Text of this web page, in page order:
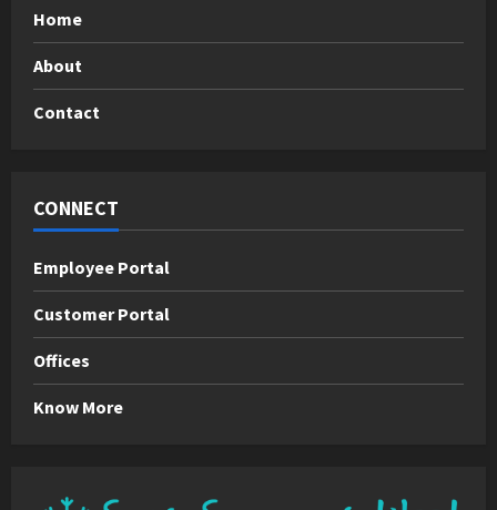
Home
About
Contact
CONNECT
Employee Portal
Customer Portal
Offices
Know More